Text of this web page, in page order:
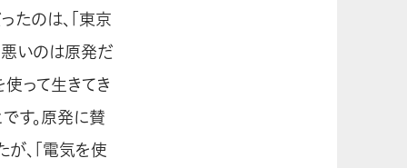
のは、「東京
悪いのは原発だ
って生きてき
す。原発に賛
、「電気を使